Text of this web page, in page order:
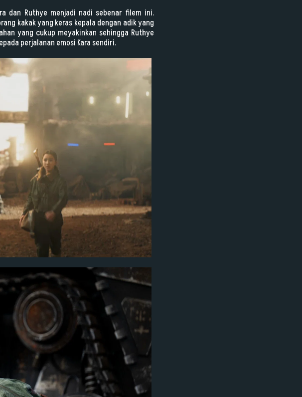
dan Ruthye menjadi nadi sebenar filem ini.
kakak yang keras kepala dengan adik yang
yang cukup meyakinkan sehingga Ruthye
perjalanan emosi Kara sendiri.